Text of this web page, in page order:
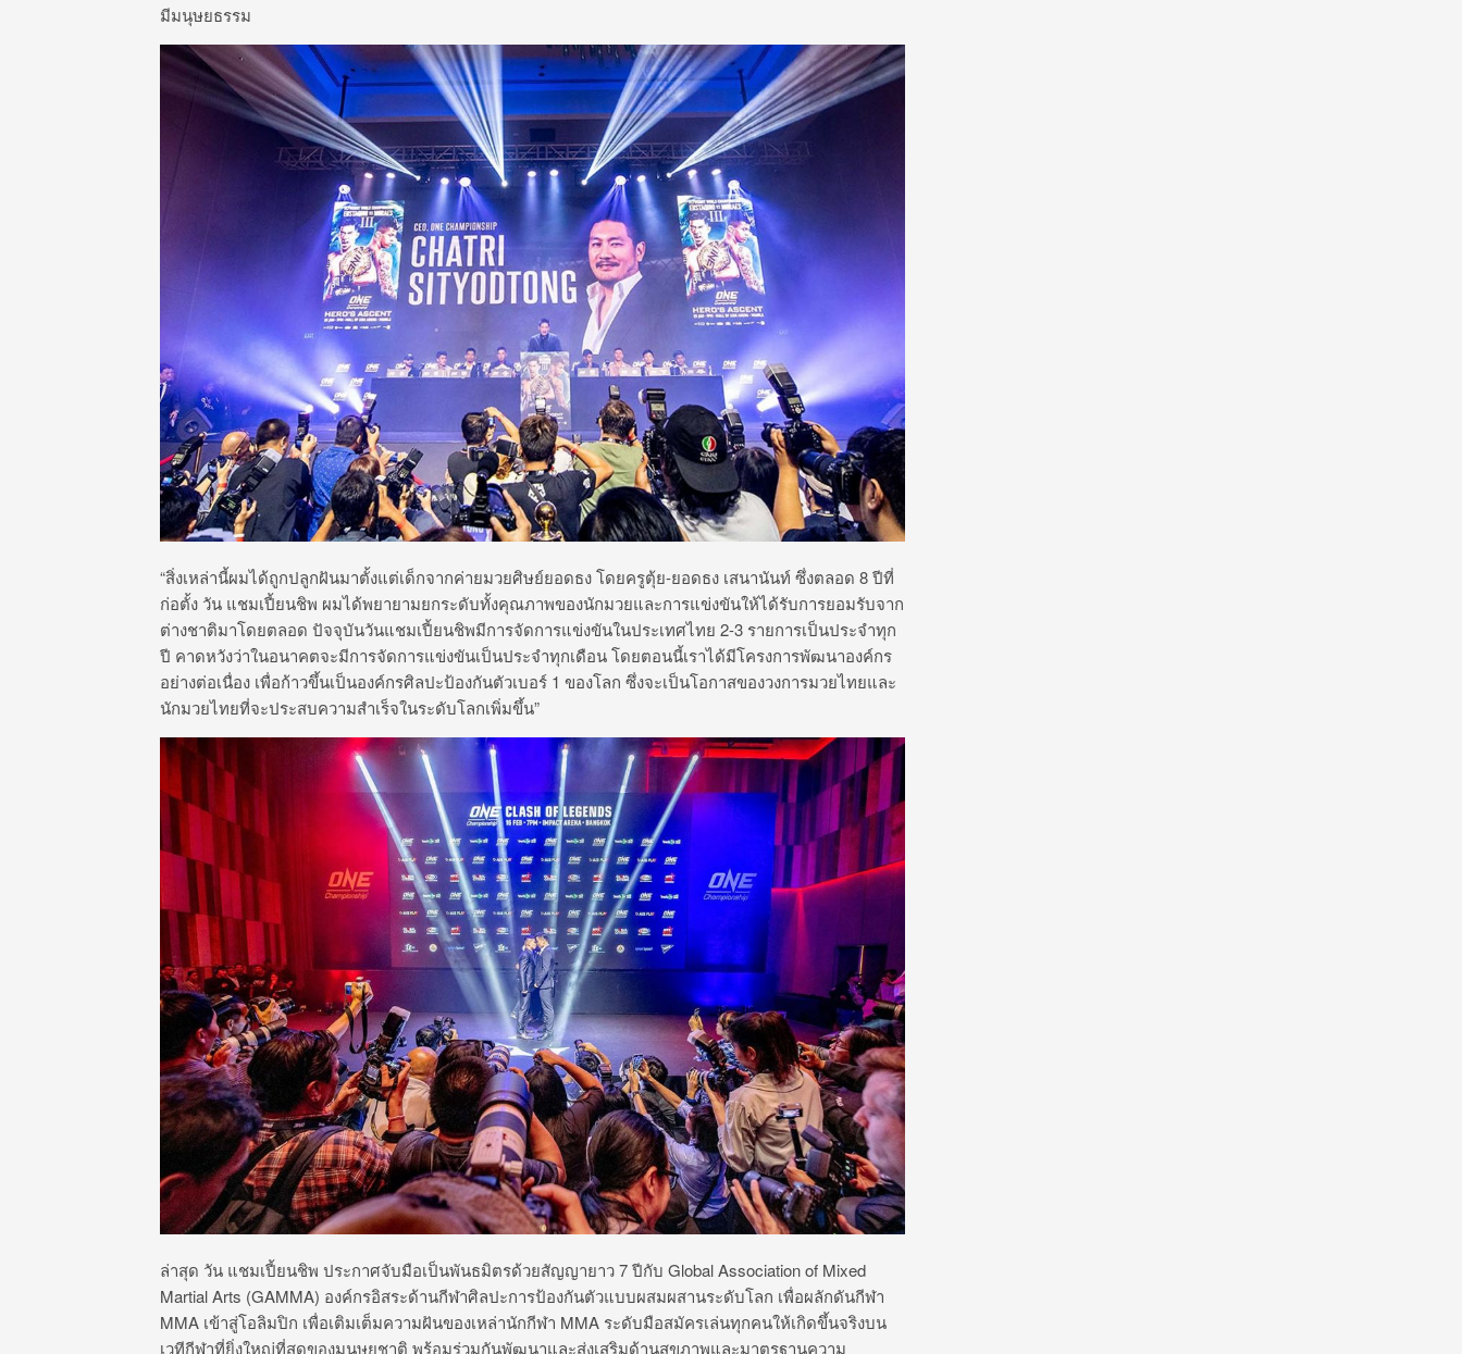
มีมนุษยธรรม
“สิ่งเหล่านี้ผมได้ถูกปลูกฝันมาตั้งแต่เด็กจากค่ายมวยศิษย์ยอดธง โดยครูตุ้ย-ยอดธง เสนานันท์ ซึ่งตลอด 8 ปีที่
ก่อตั้ง วัน แชมเปี้ยนชิพ ผมได้พยายามยกระดับทั้งคุณภาพของนักมวยและการแข่งขันให้ได้รับการยอมรับจาก
ต่างชาติมาโดยตลอด ปัจจุบันวันแชมเปี้ยนชิพมีการจัดการแข่งขันในประเทศไทย 2-3 รายการเป็นประจำทุก
ปี คาดหวังว่าในอนาคตจะมีการจัดการแข่งขันเป็นประจำทุกเดือน โดยตอนนี้เราได้มีโครงการพัฒนาองค์กร
อย่างต่อเนื่อง เพื่อก้าวขึ้นเป็นองค์กรศิลปะป้องกันตัวเบอร์ 1 ของโลก ซึ่งจะเป็นโอกาสของวงการมวยไทยและ
นักมวยไทยที่จะประสบความสำเร็จในระดับโลกเพิ่มขึ้น”
ล่าสุด วัน แชมเปี้ยนชิพ ประกาศจับมือเป็นพันธมิตรด้วยสัญญายาว 7 ปีกับ Global Association of Mixed
Martial Arts (GAMMA) องค์กรอิสระด้านกีฬาศิลปะการป้องกันตัวแบบผสมผสานระดับโลก เพื่อผลักดันกีฬา
MMA เข้าสู่โอลิมปิก เพื่อเติมเต็มความฝันของเหล่านักกีฬา MMA ระดับมือสมัครเล่นทุกคนให้เกิดขึ้นจริงบน
เวทีกีฬาที่ยิ่งใหญ่ที่สุดของมนุษยชาติ พร้อมร่วมกันพัฒนาและส่งเสริมด้านสุขภาพและมาตรฐานความ